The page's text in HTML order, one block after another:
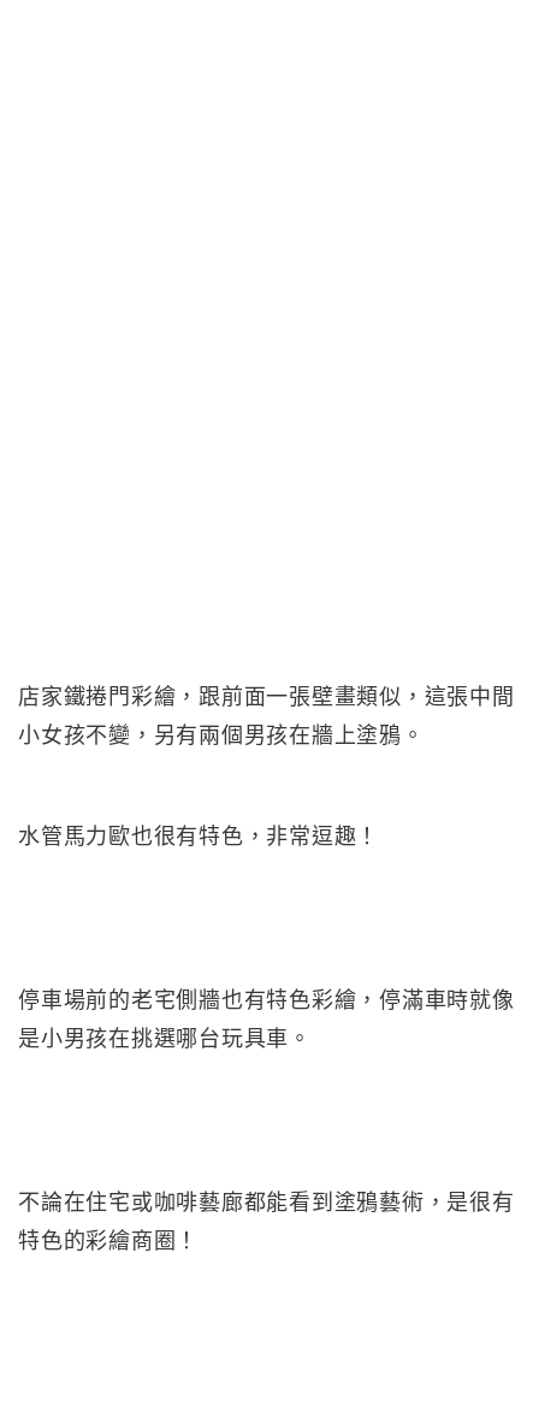
店家鐵捲門彩繪，跟前面一張壁畫類似，這張中間
小女孩不變，另有兩個男孩在牆上塗鴉。
水管馬力歐也很有特色，非常逗趣！
停車場前的老宅側牆也有特色彩繪，停滿車時就像
是小男孩在挑選哪台玩具車。
不論在住宅或咖啡藝廊都能看到塗鴉藝術，是很有
特色的彩繪商圈！